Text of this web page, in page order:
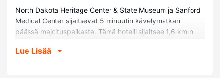
North Dakota Heritage Center & State Museum ja Sanford
Medical Center sijaitsevat 5 minuutin kävelymatkan
päässä majoituspaikasta. Tämä hotelli sijaitsee 1,6 km:n
(hallinnollinen rakennus) ja 2,8 km:n päässä kohteesta
Lue Lisää